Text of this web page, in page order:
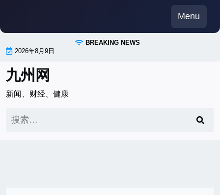
content
Menu
BREAKING NEWS
2026年8月9日
九州网
新闻、财经、健康
索：